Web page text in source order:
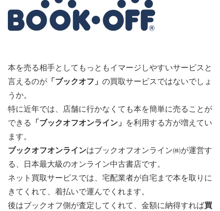
本を売る相手としてもっともイマージしやすいサービスと
言えるのが 「ブックオフ」 の買取サービスではないでしょ
うか。
特に近年では、店舗に行かなくても本を簡単に売ることが
できる
「ブックオフオンライン」
を利用する方が増えてい
ます。
ブックオフオンラインはブックオフオンライン㈱が運営す
る、日本最大級のオンライン中古書店です。
ネット買取サービスでは、宅配業者が自宅まで本を取りに
きてくれて、着払いで運んでくれます。
後はブックオフ側が査定してくれて、金額に納得すれば買